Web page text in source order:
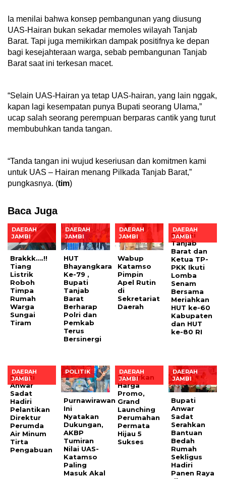
Ia menilai bahwa konsep pembangunan yang diusung
UAS-Hairan bukan sekadar memoles wilayah Tanjab
Barat. Tapi juga memikirkan dampak positifnya ke depan
bagi kesejahteraan warga, sebab pembangunan Tanjab
Barat saat ini terkesan macet.
“Selain UAS-Hairan ya tetap UAS-hairan, yang lain nggak,
kapan lagi kesempatan punya Bupati seorang Ulama,”
ucap salah seorang perempuan berparas cantik yang turut
membubuhkan tanda tangan.
“Tanda tangan ini wujud keseriusan dan komitmen kami
untuk UAS – Hairan menang Pilkada Tanjab Barat,”
pungkasnya. (tim)
Baca Juga
DAERAH
JAMBI
Brakkk….!!
Tiang
Listrik
Roboh
Timpa
Rumah
Warga
Sungai
Tiram
DAERAH
JAMBI
HUT
Bhayangkara
Ke-79 ,
Bupati
Tanjab
Barat
Berharap
Polri dan
Pemkab
Terus
Bersinergi
DAERAH
JAMBI
Wabup
Katamso
Pimpin
Apel Rutin
di
Sekretariat
Daerah
DAERAH
JAMBI
Bupati
Tanjab
Barat dan
Ketua TP-
PKK Ikuti
Lomba
Senam
Bersama
Meriahkan
HUT ke-60
Kabupaten
dan HUT
ke-80 RI
DAERAH
JAMBI
Bupati
Anwar
Sadat
Hadiri
Pelantikan
Direktur
Perumda
Air Minum
Tirta
Pengabuan
POLITIK
Purnawirawan
Ini
Nyatakan
Dukungan,
AKBP
Tumiran
Nilai UAS-
Katamso
Paling
Masuk Akal
DAERAH
JAMBI
Tawarkan
Harga
Promo,
Grand
Launching
Perumahan
Permata
Hijau 5
Sukses
DAERAH
JAMBI
Bupati
Anwar
Sadat
Serahkan
Bantuan
Bedah
Rumah
Sekligus
Hadiri
Panen Raya